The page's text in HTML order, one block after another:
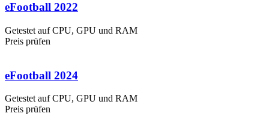
eFootball 2022
Getestet auf CPU, GPU und RAM
Preis prüfen
eFootball 2024
Getestet auf CPU, GPU und RAM
Preis prüfen